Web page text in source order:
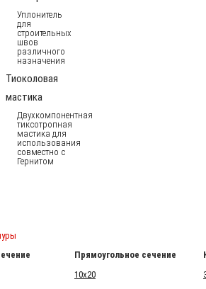
Уплонитель
для
строительных
швов
различного
назначения
Тиоколовая
мастика
Двухкомпонентная
тиксотропная
мастика для
использования
совместно с
Гернитом
Прямоугольное сечение
10x20